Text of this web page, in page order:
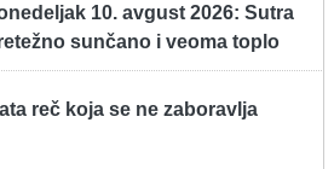
10. avgust 2026: Sutra
sunčano i veoma toplo
reč koja se ne zaboravlja